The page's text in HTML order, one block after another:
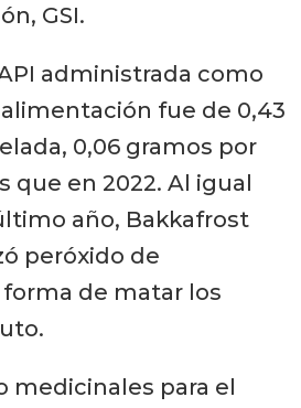
GSI.
administrada como
fue de 0,43
0,06 gramos por
que en 2022. Al igual
año, Bakkafrost
peróxido de
de matar los
medicinales para el